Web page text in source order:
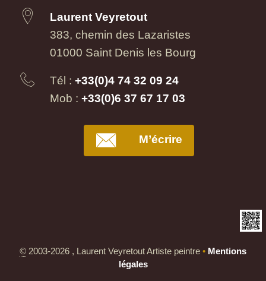
Laurent Veyretout
383, chemin des Lazaristes
01000 Saint Denis les Bourg
Tél : +33(0)4 74 32 09 24
Mob : +33(0)6 37 67 17 03
M’écrire
© 2003-2026 , Laurent Veyretout Artiste peintre • Mentions
légales